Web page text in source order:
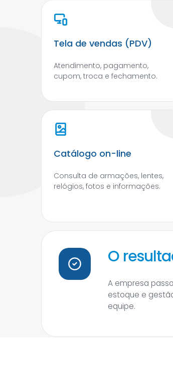
Tela de vendas (PDV)
Atendimento, pagamento,
cupom, troca e fechamento.
Catálogo on-line
Consulta de armações, lentes,
relógios, fotos e informações.
O
A empresa
estoque e
equipe.